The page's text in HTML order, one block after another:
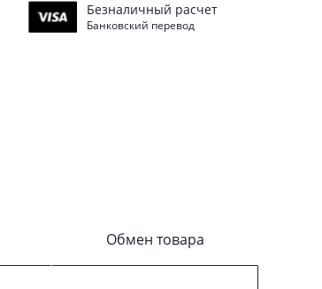
Безналичный расчет
Банковский перевод
Обмен товара